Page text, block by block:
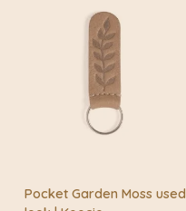
Pocket Garden Moss used